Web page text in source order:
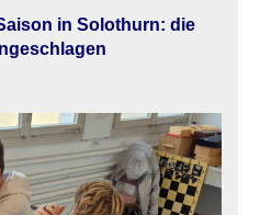
in Solothurn: die